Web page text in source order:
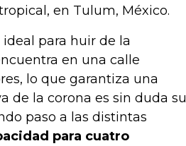
en Tulum, México.
ideal para huir de la
en una calle
lo que garantiza una
de la corona es sin duda su
paso a las distintas
para cuatro